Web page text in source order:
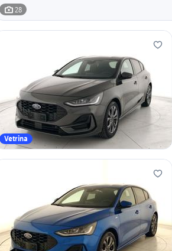
28
Vetrina